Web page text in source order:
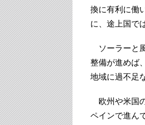
換に有利に働
に、途上国で
ソーラーと
整備が進めば
地域に過不足
欧州や米国
ペインで進ん